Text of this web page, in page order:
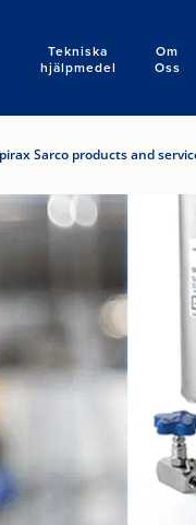
Tekniska
hjälpmedel
Om
Oss
Sarco products and